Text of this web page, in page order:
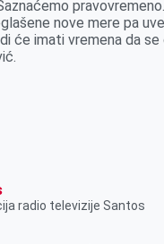
nove mere pa
će imati vremena da se
radio televizije Santos